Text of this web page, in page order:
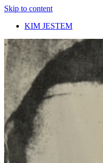
Skip to content
KIM JESTEM